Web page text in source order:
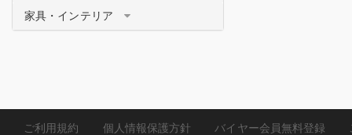
家具・インテリア
ご利用規約 個人情報保護方針 バイヤー会員無料登録